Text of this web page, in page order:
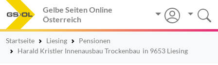
Gelbe Seiten Online
Österreich
Startseite Liesing
Pensionen
Harald Kristler Innenausbau Trockenbau in 9653 Liesing